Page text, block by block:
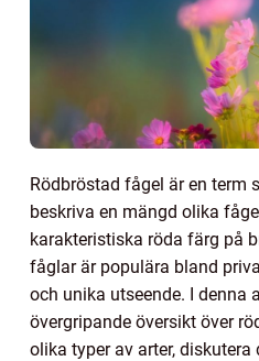
Rödbröstad fågel är en term
beskriva en mängd olika
karakteristiska röda färg på
fåglar är populära bland
och unika utseende. I denna
övergripande översikt över
olika typer av arter, diskutera